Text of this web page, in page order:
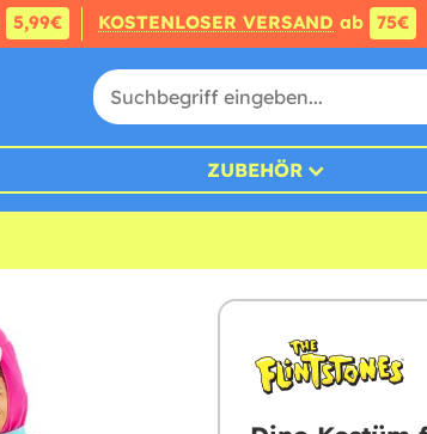
5,99€ KOSTENLOSER VERSAND ab 75€
ZUBEHÖR